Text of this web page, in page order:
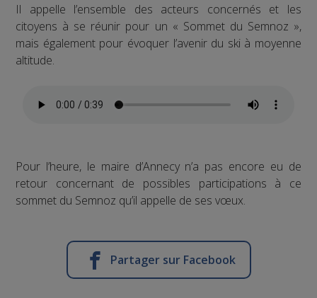
Il appelle l’ensemble des acteurs concernés et les
citoyens à se réunir pour un « Sommet du Semnoz »,
mais également pour évoquer l’avenir du ski à moyenne
altitude.
Pour l’heure, le maire d’Annecy n’a pas encore eu de
retour concernant de possibles participations à ce
sommet du Semnoz qu’il appelle de ses vœux.
Partager sur Facebook